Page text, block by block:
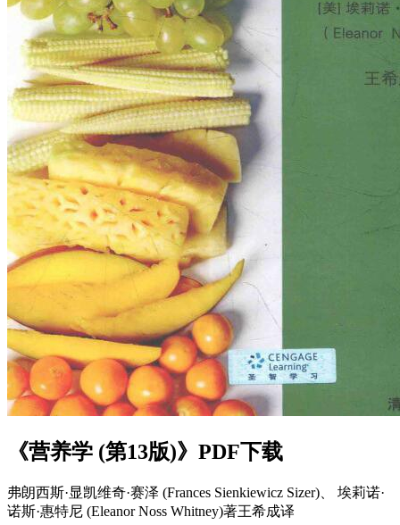
《营养学 (第13版)》PDF下载
弗朗西斯·显凯维奇·赛泽 (Frances Sienkiewicz Sizer)、‎ 埃莉诺·
诺斯·惠特尼 (Eleanor Noss Whitney)著王希成译